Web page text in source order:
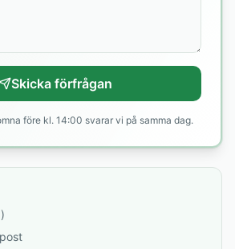
Skicka förfrågan
före kl. 14:00 svarar vi på samma dag.